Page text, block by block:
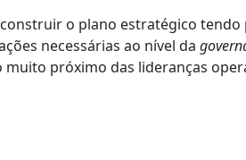
o plano estratégico
necessárias ao nível da
próximo das lideranças